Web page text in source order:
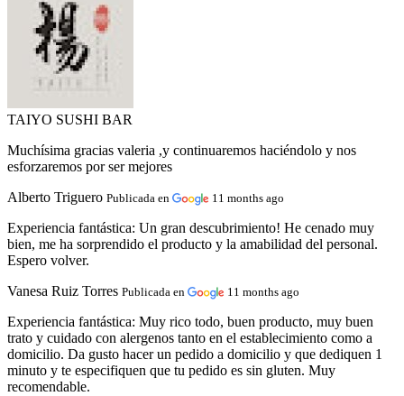
TAIYO SUSHI BAR
Muchísima gracias valeria ,y continuaremos haciéndolo y nos
esforzaremos por ser mejores
Alberto Triguero Publicada en 11 months ago
Experiencia fantástica: Un gran descubrimiento! He cenado muy
bien, me ha sorprendido el producto y la amabilidad del personal.
Espero volver.
Vanesa Ruiz Torres Publicada en 11 months ago
Experiencia fantástica: Muy rico todo, buen producto, muy buen
trato y cuidado con alergenos tanto en el establecimiento como a
domicilio. Da gusto hacer un pedido a domicilio y que dediquen 1
minuto y te especifiquen que tu pedido es sin gluten. Muy
recomendable.